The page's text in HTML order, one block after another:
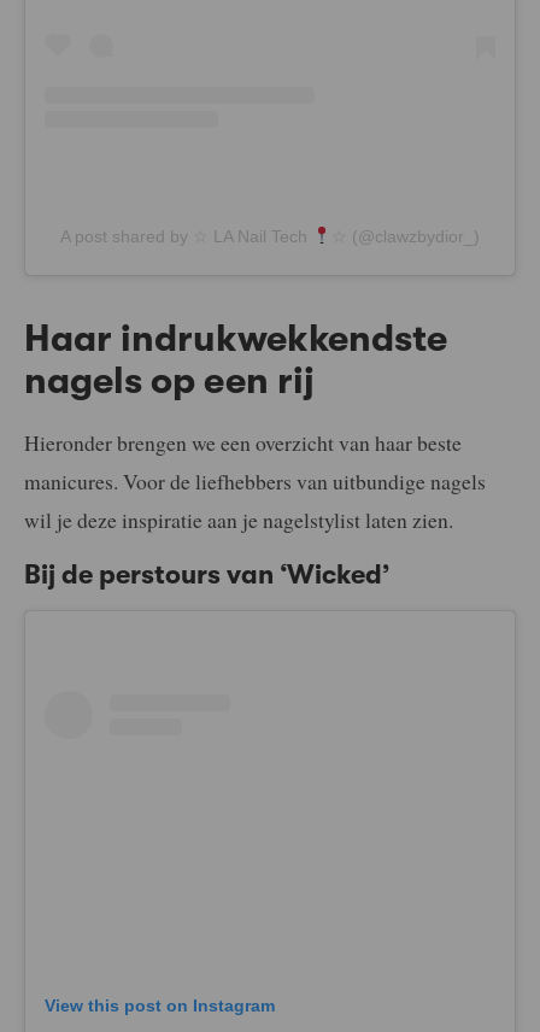
A post shared by ☆ LA Nail Tech ☆ (@clawzbydior_)
Haar indrukwekkendste
nagels op een rij
Hieronder brengen we een overzicht van haar beste
manicures. Voor de liefhebbers van uitbundige nagels
wil je deze inspiratie aan je nagelstylist laten zien.
Bij de perstours van ‘Wicked’
View this post on Instagram